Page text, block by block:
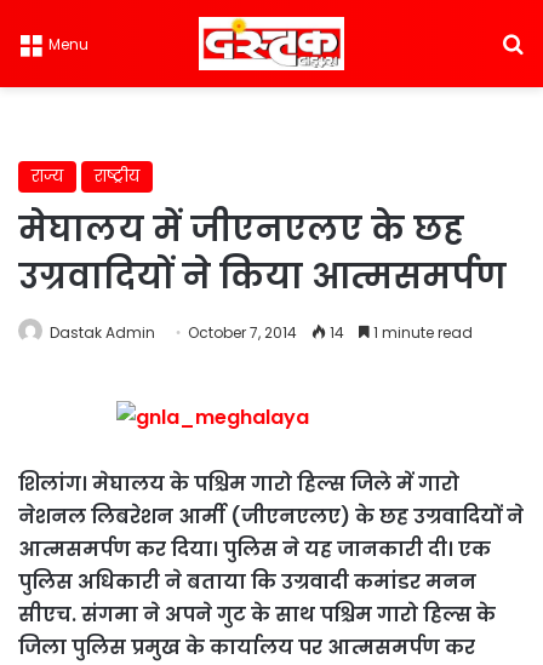
Menu
राज्य राष्ट्रीय
मेघालय में जीएनएलए के छह
उग्रवादियों ने किया आत्मसमर्पण
Dastak Admin October 7, 2014 14 1 minute read
शिलांग। मेघालय के पश्चिम गारो हिल्स जिले में गारो
नेशनल लिबरेशन आर्मी (जीएनएलए) के छह उग्रवादियों ने
आत्मसमर्पण कर दिया। पुलिस ने यह जानकारी दी। एक
पुलिस अधिकारी ने बताया कि उग्रवादी कमांडर मनन
सीएच. संगमा ने अपने गुट के साथ पश्चिम गारो हिल्स के
जिला पुलिस प्रमुख के कार्यालय पर आत्मसमर्पण कर